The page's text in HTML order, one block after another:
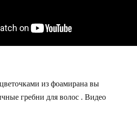
из фоамирана вы
гребни для волос . Видео